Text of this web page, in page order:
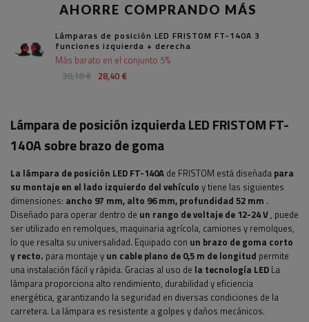
AHORRE COMPRANDO MÁS
Lámparas de posición LED FRISTOM FT-140A 3
funciones izquierda + derecha
30,18 € 28,40 €
Más barato en el conjunto 5%
Lámpara de posición izquierda LED FRISTOM FT-
140A sobre brazo de goma
La lámpara de posición LED FT-140A de FRISTOM está diseñada para
su montaje en el lado izquierdo del vehículo y tiene las siguientes
dimensiones: ancho 97 mm, alto 96 mm, profundidad 52 mm .
Diseñado para operar dentro de un rango de voltaje de 12-24 V, puede
ser utilizado en remolques, maquinaria agrícola, camiones y remolques,
lo que resalta su universalidad. Equipado con un brazo de goma corto
y recto. para montaje y un cable plano de 0,5 m de longitud permite
una instalación fácil y rápida. Gracias al uso de la tecnología LED La
lámpara proporciona alto rendimiento, durabilidad y eficiencia
energética, garantizando la seguridad en diversas condiciones de la
carretera. La lámpara es resistente a golpes y daños mecánicos.